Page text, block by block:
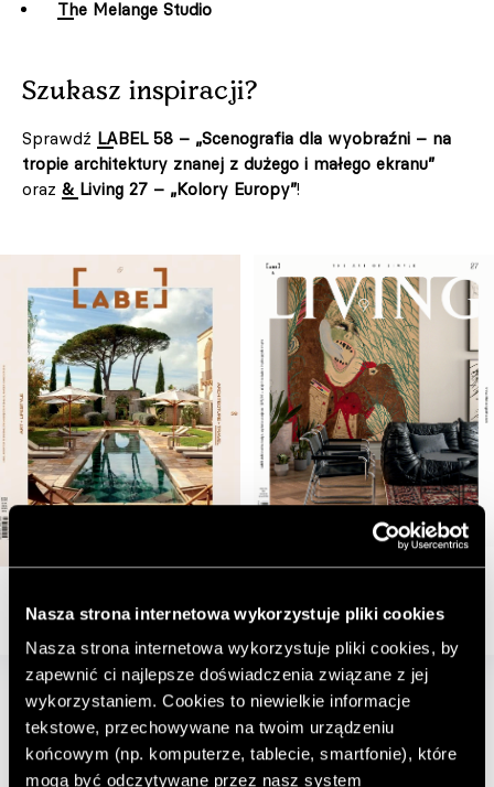
Nasza strona internetowa wykorzystuje pliki cookies
Nasza strona internetowa wykorzystuje pliki cookies, by
zapewnić ci najlepsze doświadczenia związane z jej
wykorzystaniem. Cookies to niewielkie informacje
tekstowe, przechowywane na twoim urządzeniu
końcowym (np. komputerze, tablecie, smartfonie), które
mogą być odczytywane przez nasz system
The Melange Studio
Szukasz inspiracji?
Sprawdź LABEL 58 – „Scenografia dla wyobraźni – na
tropie architektury znanej z dużego i małego ekranu”
oraz & Living 27 – „Kolory Europy”!